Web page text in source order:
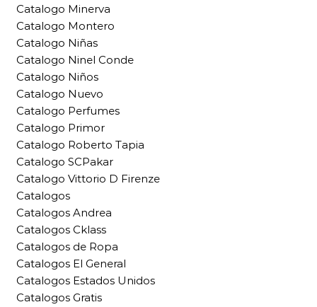
Catalogo Minerva
Catalogo Montero
Catalogo Niñas
Catalogo Ninel Conde
Catalogo Niños
Catalogo Nuevo
Catalogo Perfumes
Catalogo Primor
Catalogo Roberto Tapia
Catalogo SCPakar
Catalogo Vittorio D Firenze
Catalogos
Catalogos Andrea
Catalogos Cklass
Catalogos de Ropa
Catalogos El General
Catalogos Estados Unidos
Catalogos Gratis